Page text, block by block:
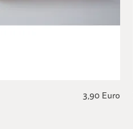
3,90 Euro